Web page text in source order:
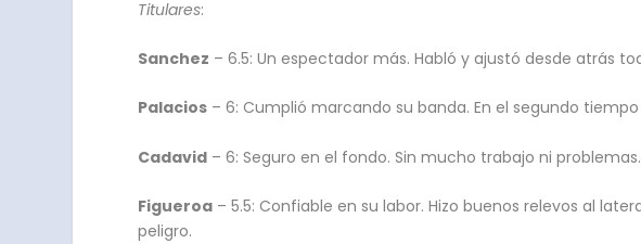
Titulares:
Sanchez – 6.5: Un espectador más. Habló y ajustó desde atrás
Palacios – 6: Cumplió marcando su banda. En el segundo
Cadavid – 6: Seguro en el fondo. Sin mucho trabajo ni problemas.
Figueroa – 5.5: Confiable en su labor. Hizo buenos relevos al
peligro.